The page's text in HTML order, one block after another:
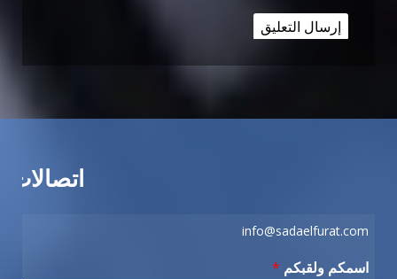
اتصالات
info@sadaelfurat.com
اسمكم ولقبكم *